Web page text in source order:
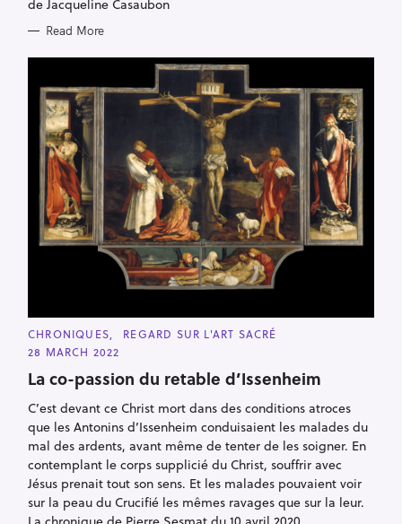
S
de Jacqueline Casaubon
Read More
C
T
G
R
I
E
S
CHRONIQUES
REGARD SUR L'ART SACRÉ
28 MARCH 2022
La co-passion du retable d’Issenheim
C’est devant ce Christ mort dans des conditions atroces
que les Antonins d’Issenheim conduisaient les malades du
mal des ardents, avant même de tenter de les soigner. En
contemplant le corps supplicié du Christ, souffrir avec
Jésus prenait tout son sens. Et les malades pouvaient voir
sur la peau du Crucifié les mêmes ravages que sur la leur.